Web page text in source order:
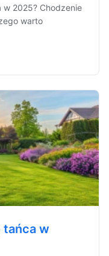
2025? Chodzenie
warto
tańca w